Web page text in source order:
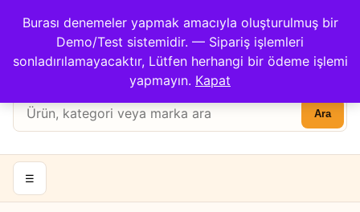
Burası denemeler yapmak amacıyla oluşturulmuş bir
Demo/Test sistemidir. — Sipariş işlemleri
sonladırılamayacaktır, Lütfen herhangi bir ödeme işlemi
yapmayın. Kapat
Kargom Nerede?İletişim
Apricot Center
Ürün
ara:
Ara
Hesabım
Sepet
☰